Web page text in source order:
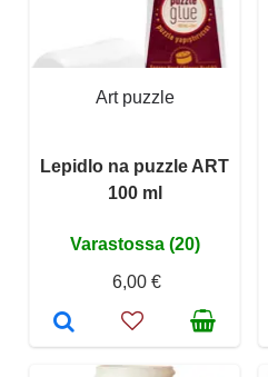
Art puzzle
Lepidlo na puzzle ART
100 ml
Varastossa (20)
6,00 €